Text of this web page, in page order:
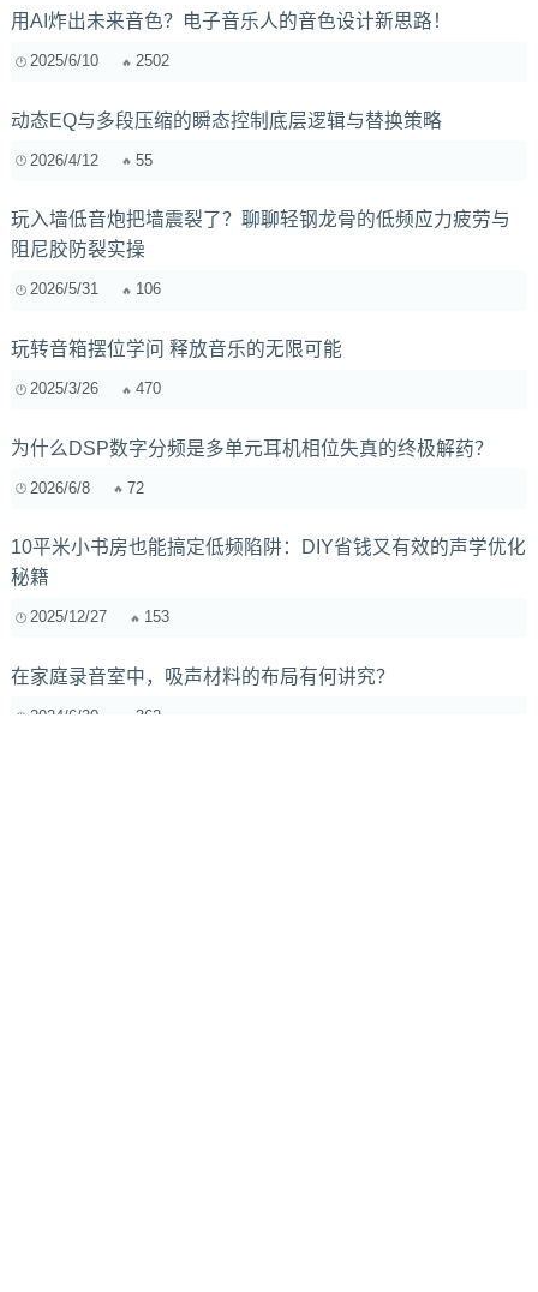
用AI炸出未来音色？电子音乐人的音色设计新思路！
2025/6/10 2502
动态EQ与多段压缩的瞬态控制底层逻辑与替换策略
2026/4/12 55
玩入墙低音炮把墙震裂了？聊聊轻钢龙骨的低频应力疲劳与
阻尼胶防裂实操
2026/5/31 106
玩转音箱摆位学问 释放音乐的无限可能
2025/3/26 470
为什么DSP数字分频是多单元耳机相位失真的终极解药？
2026/6/8 72
10平米小书房也能搞定低频陷阱：DIY省钱又有效的声学优化
秘籍
2025/12/27 153
在家庭录音室中，吸声材料的布局有何讲究？
2024/6/30 362